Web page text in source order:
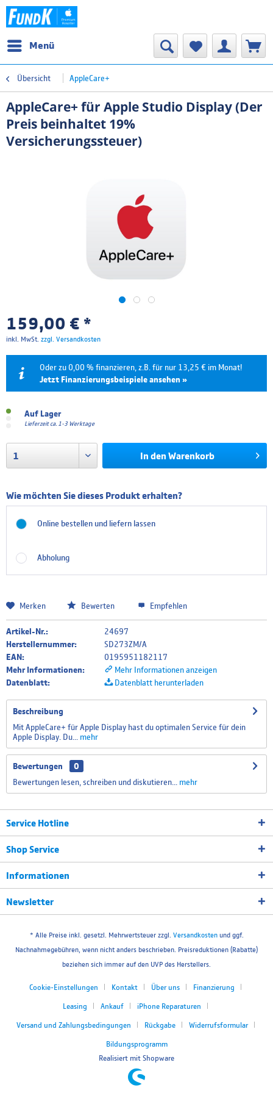
Menü
Übersicht AppleCare+
AppleCare+ für Apple Studio Display (Der
Preis beinhaltet 19%
Versicherungssteuer)
159,00 € *
inkl. MwSt. zzgl. Versandkosten
Oder zu 0,00 % finanzieren, z.B. für nur 13,25 € im Monat!
Jetzt Finanzierungsbeispiele ansehen »
Laufzeit
12 Monate 0.00 % 13,25 € 159,00 €
Finanzierungskonditionen entnehmen Sie bitte dem Kreditvertrag, welchen Sie vor Abschluss
Auf Lager
Lieferzeit ca. 1-3 Werktage
In den Warenkorb
Wie möchten Sie dieses Produkt erhalten?
Online bestellen und liefern lassen
Abholung
Merken Bewerten Empfehlen
Artikel-Nr.:
24697
Herstellernummer:
SD273ZM/A
EAN:
0195951182117
Mehr Informationen:
Mehr Informationen anzeigen
Datenblatt:
Datenblatt herunterladen
Beschreibung
Mit AppleCare+ für Apple Display hast du optimalen Service für dein
Apple Display. Du...
mehr
Bewertungen
0
Bewertungen lesen, schreiben und diskutieren...
mehr
Service Hotline
Shop Service
Informationen
Newsletter
* Alle Preise inkl. gesetzl. Mehrwertsteuer zzgl. Versandkostenund ggf.
Nachnahmegebühren, wenn nicht anders beschrieben. Preisreduktionen (Rabatte)
beziehen sich immer auf den UVP des Herstellers.
Cookie-Einstellungen Kontakt Über uns Finanzierung
Leasing Ankauf iPhone Reparaturen
Versand und Zahlungsbedingungen Rückgabe Widerrufsformular
Bildungsprogramm
Realisiert mit Shopware